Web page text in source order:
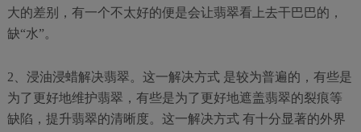
大的差别，有一个不太好的便是会让翡翠看上去干巴巴的，
缺“水”。
2、浸油浸蜡解决翡翠。这一解决方式 是较为普遍的，有些是
为了更好地维护翡翠，有些是为了更好地遮盖翡翠的裂痕等
缺陷，提升翡翠的清晰度。这一解决方式 有十分显著的外界